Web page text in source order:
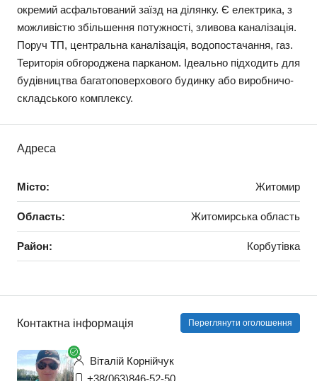
окремий асфальтований заїзд на ділянку. Є електрика, з
можливістю збільшення потужності, зливова каналізація.
Поруч ТП, центральна каналізація, водопостачання, газ.
Територія обгороджена парканом. Ідеально підходить для
будівництва багатоповерхового будинку або виробничо-
складського комплексу.
Адреса
Місто: Житомир
Область: Житомирська область
Район: Корбутівка
Контактна інформація Переглянути оголошення
Віталій Корнійчук
+38(063)846-52-50